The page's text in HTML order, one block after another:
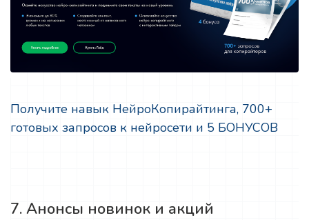
Получите навык НейроКопирайтинга, 700+
готовых запросов к нейросети и 5 БОНУСОВ
7. Анонсы новинок и акций